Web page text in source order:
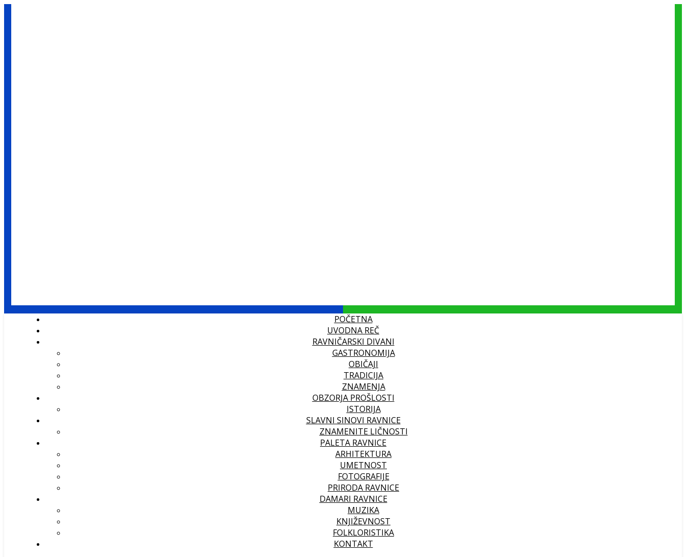
POČETNA
UVODNA REČ
RAVNIČARSKI DIVANI
GASTRONOMIJA
OBIČAJI
TRADICIJA
ZNAMENJA
OBZORJA PROŠLOSTI
ISTORIJA
SLAVNI SINOVI RAVNICE
ZNAMENITE LIČNOSTI
PALETA RAVNICE
ARHITEKTURA
UMETNOST
FOTOGRAFIJE
PRIRODA RAVNICE
DAMARI RAVNICE
MUZIKA
KNJIŽEVNOST
FOLKLORISTIKA
KONTAKT